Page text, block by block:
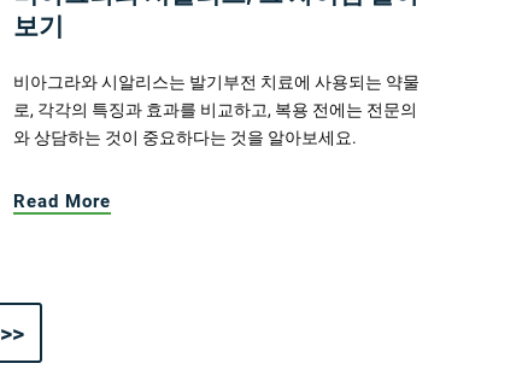
보기
비아그라와 시알리스는 발기부전 치료에 사용되는 약물
로, 각각의 특징과 효과를 비교하고, 복용 전에는 전문의
와 상담하는 것이 중요하다는 것을 알아보세요.
Read More
>>